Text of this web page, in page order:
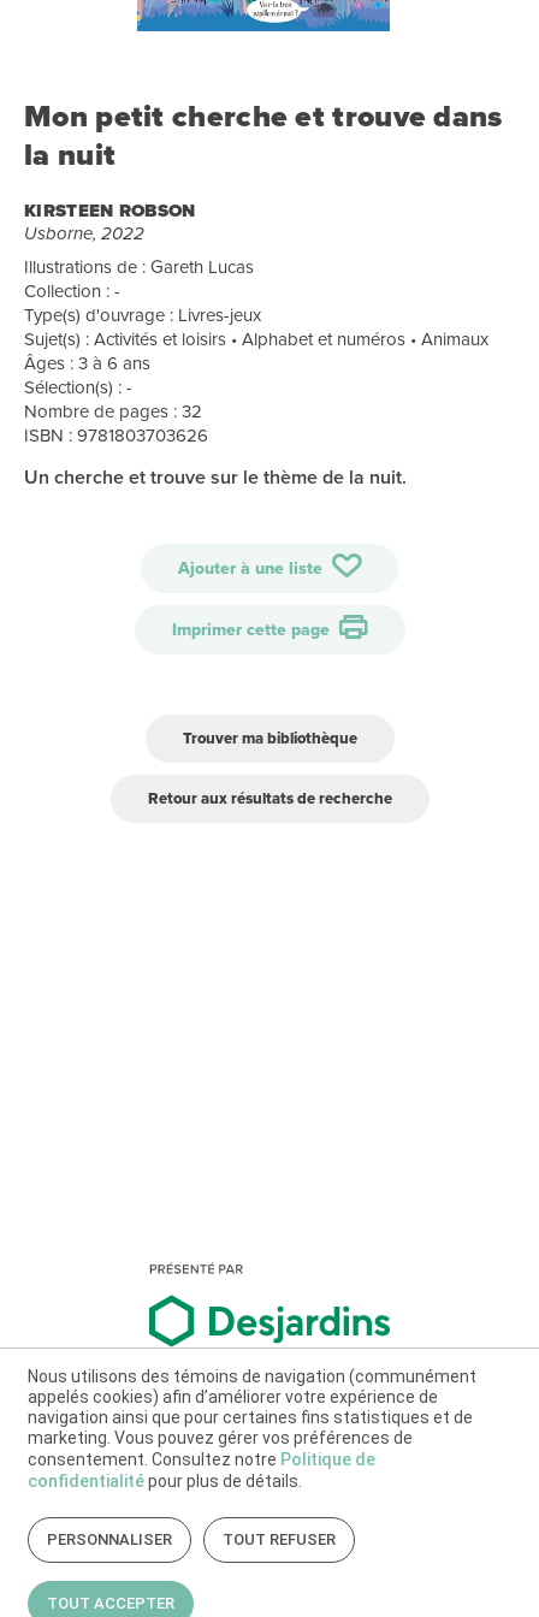
Mon petit cherche et trouve dans
la nuit
KIRSTEEN ROBSON
Usborne, 2022
Illustrations de : Gareth Lucas
Collection : -
Type(s) d'ouvrage : Livres-jeux
Sujet(s) : Activités et loisirs • Alphabet et numéros • Animaux
Âges : 3 à 6 ans
Sélection(s) : -
Nombre de pages : 32
ISBN : 9781803703626
Un cherche et trouve sur le thème de la nuit.
Ajouter à une liste
Imprimer cette page
Trouver ma bibliothèque
Retour aux résultats de recherche
Nous utilisons des témoins de navigation (communément
appelés cookies) afin d’améliorer votre expérience de
navigation ainsi que pour certaines fins statistiques et de
marketing. Vous pouvez gérer vos préférences de
consentement. Consultez notre Politique de
confidentialitépour plus de détails.
PERSONNALISER TOUT REFUSER
TOUT ACCEPTER